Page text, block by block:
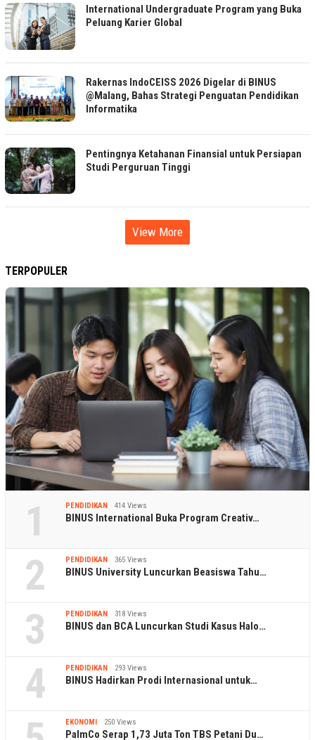
International Undergraduate Program yang Buka
Peluang Karier Global
Rakernas IndoCEISS 2026 Digelar di BINUS
@Malang, Bahas Strategi Penguatan Pendidikan
Informatika
Pentingnya Ketahanan Finansial untuk Persiapan
Studi Perguruan Tinggi
View More
TERPOPULER
1 PENDIDIKAN 414 Views
BINUS International Buka Program Creativ…
2 PENDIDIKAN 365 Views
BINUS University Luncurkan Beasiswa Tahu…
3 PENDIDIKAN 318 Views
BINUS dan BCA Luncurkan Studi Kasus Halo…
4 PENDIDIKAN 293 Views
BINUS Hadirkan Prodi Internasional untuk…
EKONOMI 250 Views
PalmCo Serap 1,73 Juta Ton TBS Petani Du…